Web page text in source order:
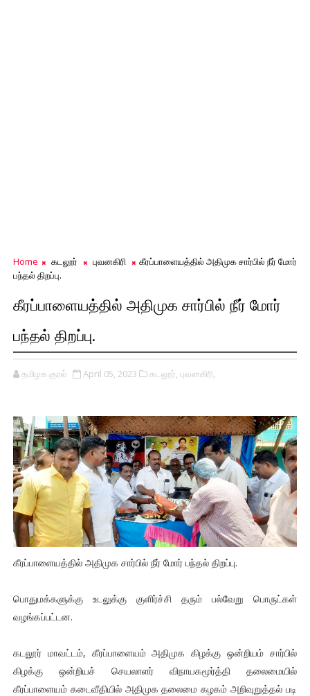
Home கடலூர் புவனகிரி
கீரப்பாளையத்தில் அதிமுக சார்பில் நீர் மோர்
பந்தல் திறப்பு.
கீரப்பாளையத்தில் அதிமுக சார்பில் நீர் மோர்
பந்தல் திறப்பு.
தமிழக குரல் April 05, 2023 கடலூர், புவனகிரி,
கீரப்பாளையத்தில் அதிமுக சார்பில் நீர் மோர் பந்தல் திறப்பு.
பொதுமக்களுக்கு உடலுக்கு குளிர்ச்சி தரும் பல்வேறு பொருட்கள்
வழங்கப்பட்டன.
கடலூர் மாவட்டம், கீரப்பாளையம் அதிமுக கிழக்கு ஒன்றியம் சார்பில்
கிழக்கு ஒன்றியச் செயலாளர் விநாயகமூர்த்தி தலைமையில்
கீரப்பாளையம் கடைவீதியில் அதிமுக தலைமை கழகம் அறிவுறுத்தல் படி